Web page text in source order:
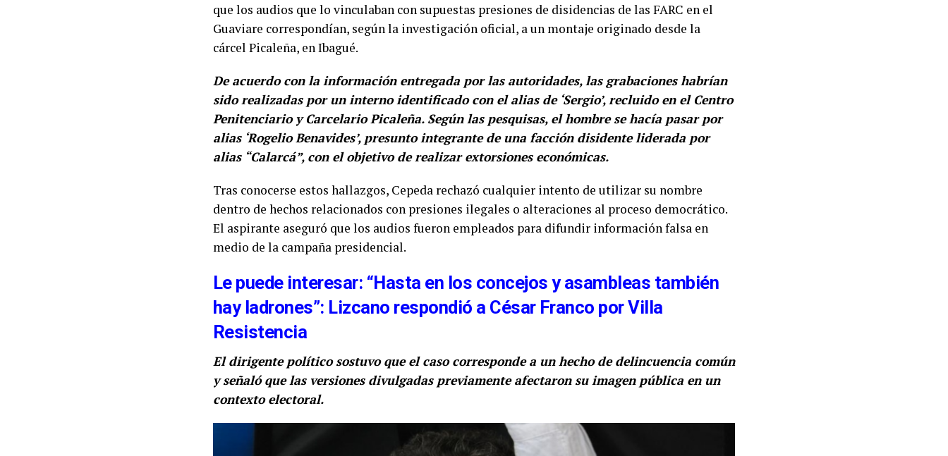
que los audios que lo vinculaban con supuestas presiones de disidencias de las FARC en el
Guaviare correspondían, según la investigación oficial, a un montaje originado desde la
cárcel Picaleña, en Ibagué.
De acuerdo con la información entregada por las autoridades, las grabaciones habrían
sido realizadas por un interno identificado con el alias de ‘Sergio’, recluido en el Centro
Penitenciario y Carcelario Picaleña. Según las pesquisas, el hombre se hacía pasar por
alias ‘Rogelio Benavides’, presunto integrante de una facción disidente liderada por
alias “Calarcá”, con el objetivo de realizar extorsiones económicas.
Tras conocerse estos hallazgos, Cepeda rechazó cualquier intento de utilizar su nombre
dentro de hechos relacionados con presiones ilegales o alteraciones al proceso democrático.
El aspirante aseguró que los audios fueron empleados para difundir información falsa en
medio de la campaña presidencial.
Le puede interesar: “Hasta en los concejos y asambleas también
hay ladrones”: Lizcano respondió a César Franco por Villa
Resistencia
El dirigente político sostuvo que el caso corresponde a un hecho de delincuencia común
y señaló que las versiones divulgadas previamente afectaron su imagen pública en un
contexto electoral.